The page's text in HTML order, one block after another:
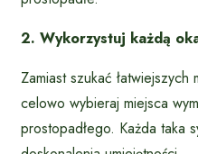
2. Wykorzystuj każdą
Zamiast szukać
celowo wybieraj miejsca
prostopadłego. Każda taka